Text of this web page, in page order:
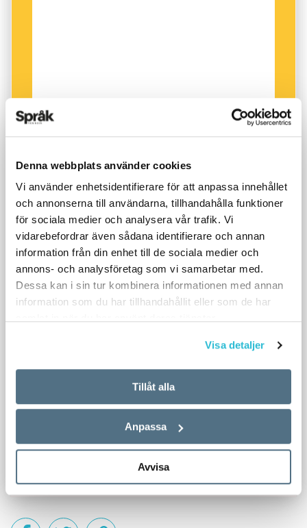
Denna webbplats använder cookies
Vi använder enhetsidentifierare för att anpassa innehållet
och annonserna till användarna, tillhandahålla funktioner
för sociala medier och analysera vår trafik. Vi
vidarebefordrar även sådana identifierare och annan
information från din enhet till de sociala medier och
annons- och analysföretag som vi samarbetar med.
Dessa kan i sin tur kombinera informationen med annan
information som du har tillhandahållit eller som de har
Visa detaljer
Tillåt alla
Anpassa
Avvisa